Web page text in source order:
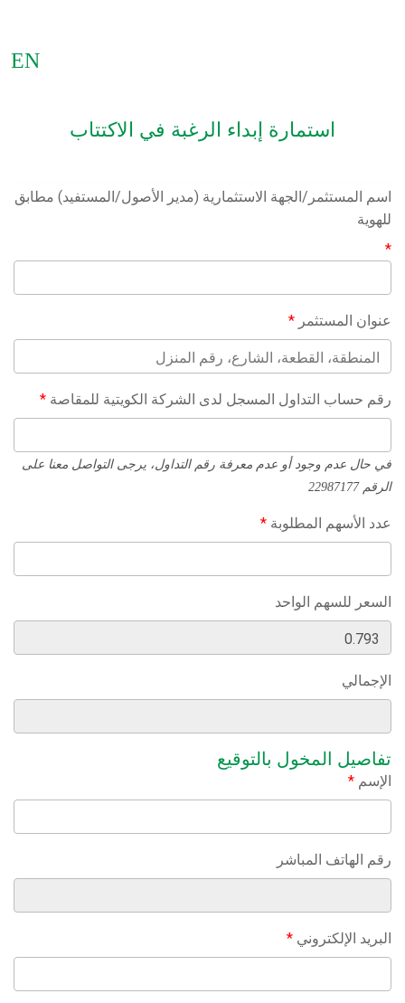
EN
استمارة إبداء الرغبة في الاكتتاب
اسم المستثمر/الجهة الاستثمارية (مدير الأصول/المستفيد) مطابق
للهوية
*
عنوان المستثمر *
رقم حساب التداول المسجل لدى الشركة الكويتية للمقاصة *
في حال عدم وجود أو عدم معرفة رقم التداول، يرجى التواصل معنا على
الرقم 22987177
عدد الأسهم المطلوبة *
السعر للسهم الواحد
الإجمالي
تفاصيل المخول بالتوقيع
الإسم *
رقم الهاتف المباشر
البريد الإلكتروني *